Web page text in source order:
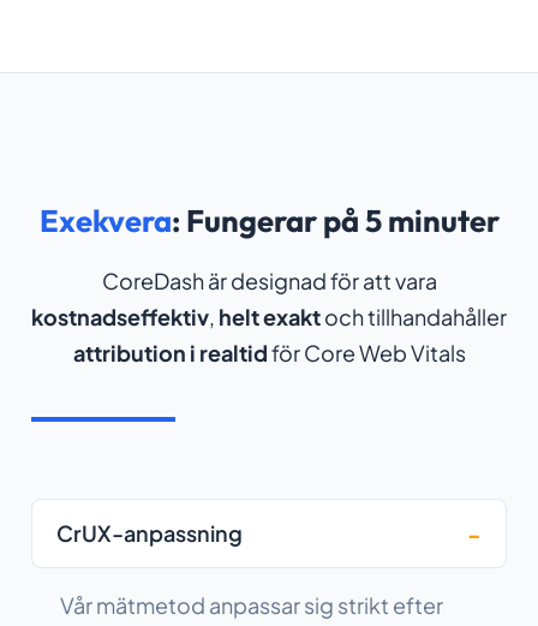
Exekvera: Fungerar på 5 minuter
CoreDash är designad för att vara
kostnadseffektiv, helt exaktoch tillhandahåller
attribution i realtidför Core Web Vitals
CrUX-anpassning
Vår mätmetod anpassar sig strikt efter